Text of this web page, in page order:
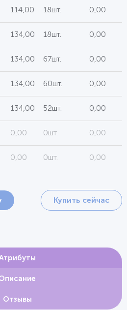
114,00 18шт. 0,00
134,00 18шт. 0,00
134,00 67шт. 0,00
134,00 60шт. 0,00
134,00 52шт. 0,00
0,00 0шт. 0,00
0,00 0шт. 0,00
Купить сейчас
Отзывы